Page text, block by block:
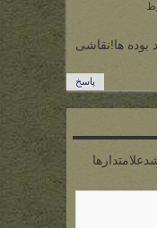
بوده ها!نقاشی
پاسخ